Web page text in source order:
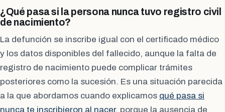
¿Qué pasa si la persona nunca tuvo registro civil
de nacimiento?
La defunción se inscribe igual con el certificado médico
y los datos disponibles del fallecido, aunque la falta de
registro de nacimiento puede complicar trámites
posteriores como la sucesión. Es una situación parecida
a la que abordamos cuando explicamos qué pasa si
nunca te inscribieron al nacer, porque la ausencia de